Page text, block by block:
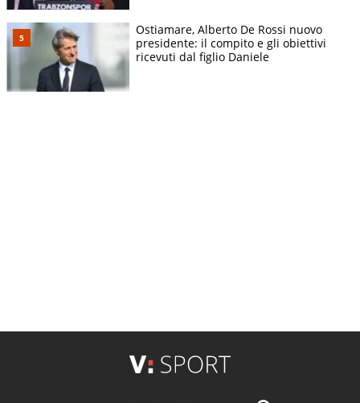
Ostiamare, Alberto De Rossi nuovo
presidente: il compito e gli obiettivi
ricevuti dal figlio Daniele